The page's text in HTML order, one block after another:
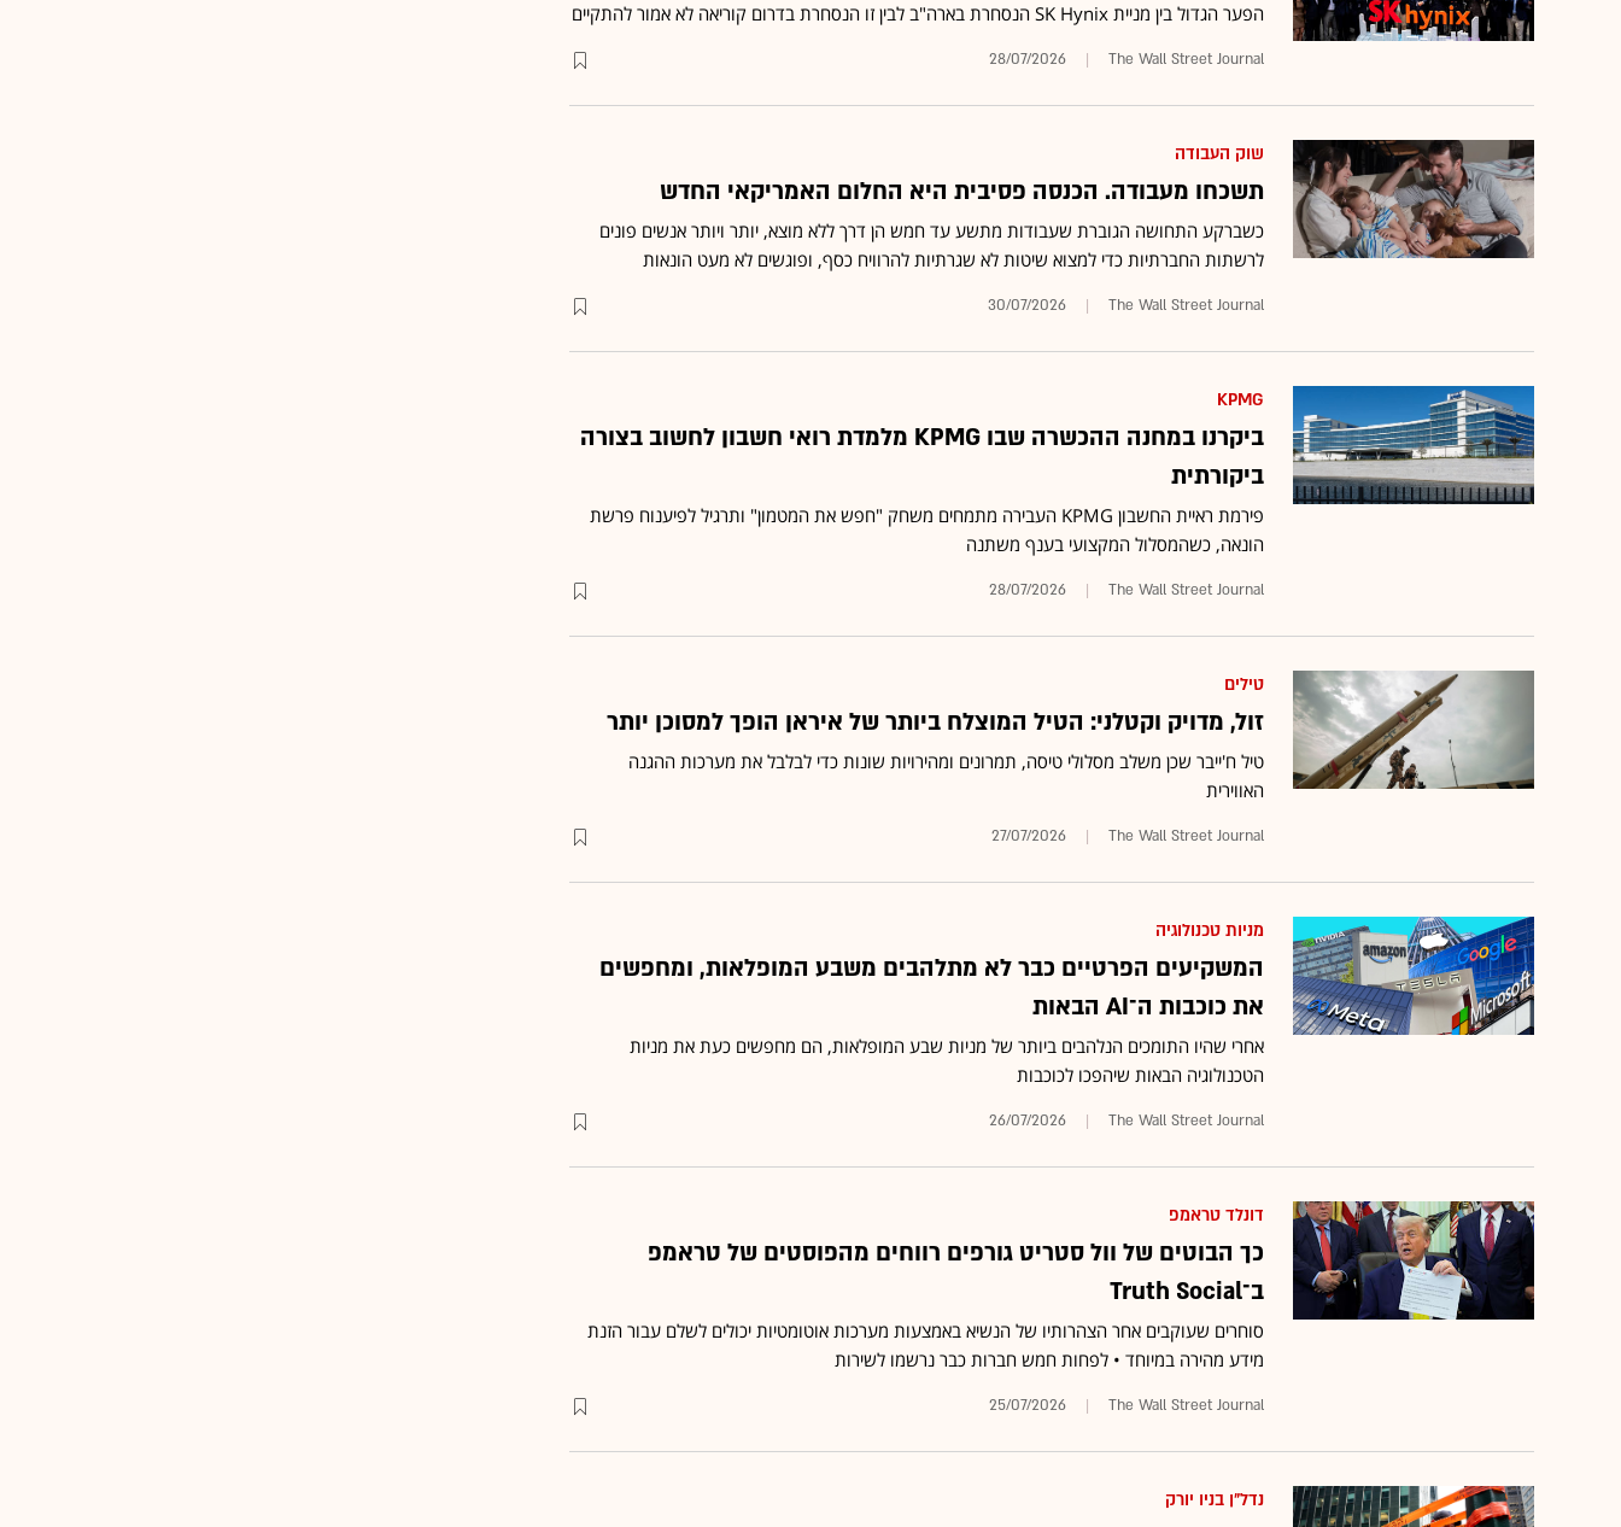
הפער הגדול בין מניית SK Hynix הנסחרת בארה"ב לבין זו הנסחרת בדרום קוריאה לא אמור להתקיים
The Wall Street Journal
28/07/2026
שוק העבודה
תשכחו מעבודה. הכנסה פסיבית היא החלום האמריקאי החדש
כשברקע התחושה הגוברת שעבודות מתשע עד חמש הן דרך ללא מוצא, יותר ויותר אנשים פונים
לרשתות החברתיות כדי למצוא שיטות לא שגרתיות להרוויח כסף, ופוגשים לא מעט הונאות
The Wall Street Journal
30/07/2026
KPMG
ביקרנו במחנה ההכשרה שבו KPMG מלמדת רואי חשבון לחשוב בצורה
ביקורתית
פירמת ראיית החשבון KPMG העבירה מתמחים משחק "חפש את המטמון" ותרגיל לפיענוח פרשת
הונאה, כשהמסלול המקצועי בענף משתנה
The Wall Street Journal
28/07/2026
טילים
זול, מדויק וקטלני: הטיל המוצלח ביותר של איראן הופך למסוכן יותר
טיל ח'ייבר שכן משלב מסלולי טיסה, תמרונים ומהירויות שונות כדי לבלבל את מערכות ההגנה
האווירית
The Wall Street Journal
27/07/2026
מניות טכנולוגיה
המשקיעים הפרטיים כבר לא מתלהבים משבע המופלאות, ומחפשים
את כוכבות ה־AI הבאות
אחרי שהיו התומכים הנלהבים ביותר של מניות שבע המופלאות, הם מחפשים כעת את מניות
הטכנולוגיה הבאות שיהפכו לכוכבות
The Wall Street Journal
26/07/2026
דונלד טראמפ
כך הבוטים של וול סטריט גורפים רווחים מהפוסטים של טראמפ
ב־Truth Social
סוחרים שעוקבים אחר הצהרותיו של הנשיא באמצעות מערכות אוטומטיות יכולים לשלם עבור הזנת
מידע מהירה במיוחד • לפחות חמש חברות כבר נרשמו לשירות
The Wall Street Journal
25/07/2026
נדל"ן בניו יורק